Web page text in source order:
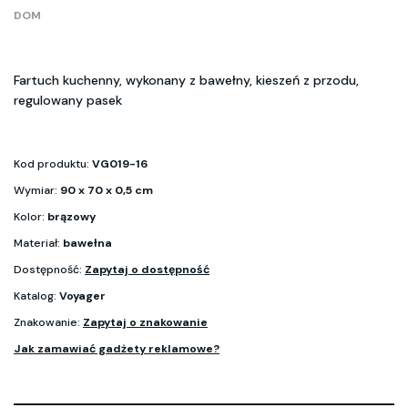
DOM
Fartuch kuchenny, wykonany z bawełny, kieszeń z przodu,
regulowany pasek
Kod produktu: VG019-16
Wymiar: 90 x 70 x 0,5 cm
Kolor: brązowy
Materiał: bawełna
Dostępność: Zapytaj o dostępność
Katalog: Voyager
Znakowanie: Zapytaj o znakowanie
Jak zamawiać gadżety reklamowe?